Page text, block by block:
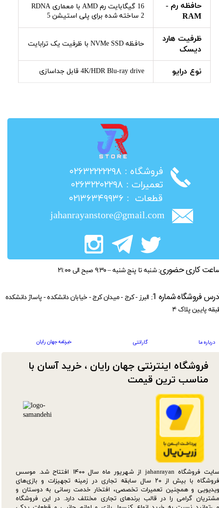
حافظه رم -
RAM
16 گیگابایت رم AMD با معماری RDNA
2 ساخته شده برای پلی استیشن 5
ظرفیت هارد
دیسک
حافظه NVMe SSD با ظرفیت یک ترابایت
نوع درایو 4K/HDR Blu-ray drive قابل جداسازی
​فروشگاه : ۰۲۶۳۲۲۲۲۲۹۸
​تعمیرات : ۰۲۶۳۲۲۰۲۲۹۸
​قطعات : ۰۲۱۳۶۳۴۹۹۳۶
jahanrayanstore@gmail.com
سایت فروشگاه jahanrayan از شهریور ماه سال ۱۴۰۰ افتتاح شد. موسس
فروشگاه با بیش از ۲۰ سال سابقه تجاری در زمینه تجهیزات و بازی‌های
ویدیویی و همچنین تعمیرات تخصصی، افتخار خدمت رسانی به دوستان و
مشتریان گرامی را در قالب برندهای تجاری مختلف دارد. در این فروشگاه
فروشگاه اینترنتی جهان رایان ، خرید آسان با
مناسب ترین قیمت​​​​​​​
کاری حضوری: شنبه تا پنج شنبه – ۹:۳۰ صبح الی ۲۱:۰۰
درباره ما گارانتی خبرنامه جهان رایان
فروشگاه شماره 1:
البرز - کرج - میدان کرج - خیابان دانشکده - پاساژ دانشکده
پایین پلاک ۴